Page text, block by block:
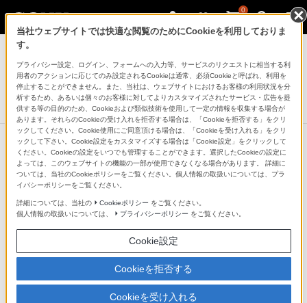
0
サウンドバー／ホームシアターシステム
ホームシアターシステム
HT-IV300
DISCONTINUED 生産完了
当社ウェブサイトでは快適な閲覧のためにCookieを利用しておりま
す。
プライバシー設定、ログイン、フォームへの入力等、サービスのリクエストに相当する利
用者のアクションに応じてのみ設定されるCookieは通常、必須Cookieと呼ばれ、利用を
停止することができません。また、当社は、ウェブサイトにおけるお客様の利用状況を分
析するため、あるいは個々のお客様に対してよりカスタマイズされたサービス・広告を提
供する等の目的のため、Cookieおよび類似技術を使用して一定の情報を収集する場合が
あります。それらのCookieの受け入れを拒否する場合は、「Cookieを拒否する」をクリ
ックしてください。Cookie使用にご同意頂ける場合は、「Cookieを受け入れる」をクリ
ックして下さい。Cookie設定をカスタマイズする場合は「Cookie設定」をクリックして
ください。Cookieの設定をいつでも管理することができます。選択したCookieの設定に
よっては、このウェブサイトの機能の一部が使用できなくなる場合があります。 詳細に
ついては、当社のCookieポリシーをご覧ください。個人情報の取扱いについては、プラ
イバシーポリシーをご覧ください。
詳細については、当社の Cookieポリシー をご覧ください。
個人情報の取扱いについては、
プライバシーポリシー をご覧ください。
Cookie設定
Cookieを拒否する
Cookieを受け入れる